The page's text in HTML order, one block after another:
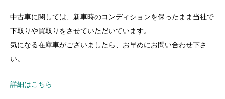
中古車に関しては、新車時のコンディションを保ったまま当社で
下取りや買取りをさせていただいています。
気になる在庫車がございましたら、お早めにお問い合わせ下さ
い。
詳細はこちら